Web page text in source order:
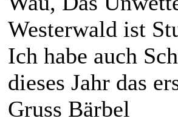
Westerwald ist
Ich habe auch
dieses Jahr das
Gruss Bärbel